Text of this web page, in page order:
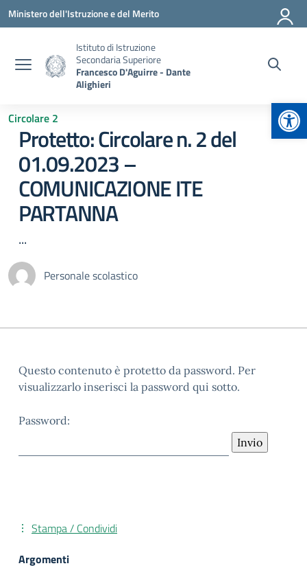
Vai ai contenuti
Vai al menu di navigazione
Vai al footer
Ministero dell'Istruzione e del Merito
Istituto di Istruzione
Secondaria Superiore
Francesco D'Aguirre - Dante
Alighieri
Circolare 2
Protetto: Circolare n. 2 del
01.09.2023 –
COMUNICAZIONE ITE
PARTANNA
...
Personale scolastico
Questo contenuto è protetto da password. Per
visualizzarlo inserisci la password qui sotto.
Password:
Stampa / Condividi
Argomenti